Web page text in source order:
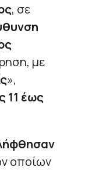
, σε
με
»,
11 έως
οποίων